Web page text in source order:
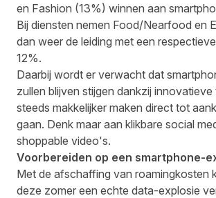
en Fashion (13%) winnen aan
Bij diensten nemen Food/Nearfood en
dan weer de leiding met een
12%.
Daarbij wordt er verwacht dat
zullen blijven stijgen dankzij
steeds makkelijker maken direct tot
gaan. Denk maar aan klikbare social
shoppable video's.
Voorbereiden op een smartphone-
Met de afschaffing van roamingkosten
deze zomer een echte data-explosie